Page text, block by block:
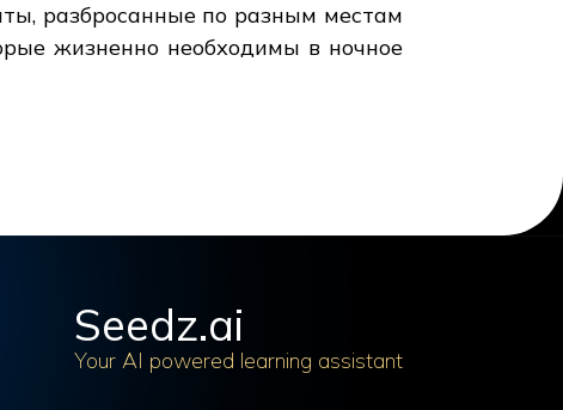
разбросанные по разным местам
жизненно необходимы в ночное
Seedz.ai
Your AI powered learning assistant